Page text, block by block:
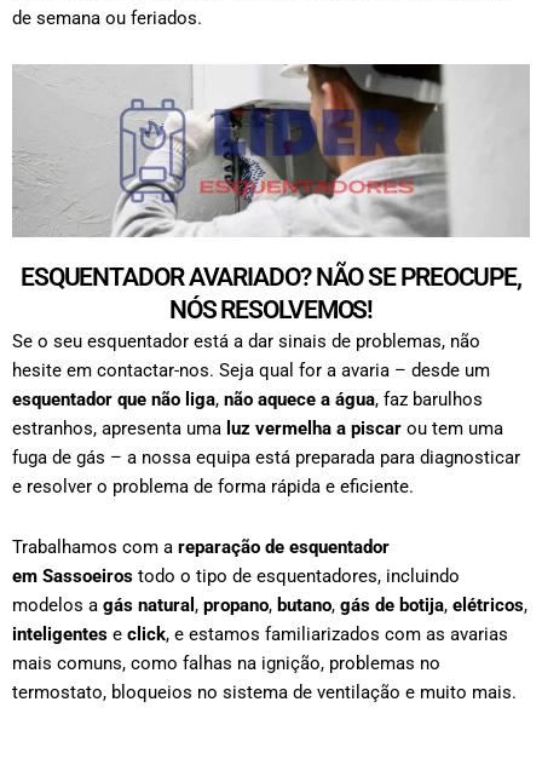
de semana ou feriados.
ESQUENTADOR AVARIADO? NÃO SE PREOCUPE,
NÓS RESOLVEMOS!
Se o seu esquentador está a dar sinais de problemas, não
hesite em contactar-nos. Seja qual for a avaria – desde um
esquentador que não liga, não aquece a água, faz barulhos
estranhos, apresenta uma luz vermelha a piscar ou tem uma
fuga de gás – a nossa equipa está preparada para diagnosticar
e resolver o problema de forma rápida e eficiente.
Trabalhamos com a reparação de esquentador
em Sassoeiros todo o tipo de esquentadores, incluindo
modelos a gás natural , propano, butano, gás de botija, elétricos,
inteligentes e click, e estamos familiarizados com as avarias
mais comuns, como falhas na ignição, problemas no
termostato, bloqueios no sistema de ventilação e muito mais.